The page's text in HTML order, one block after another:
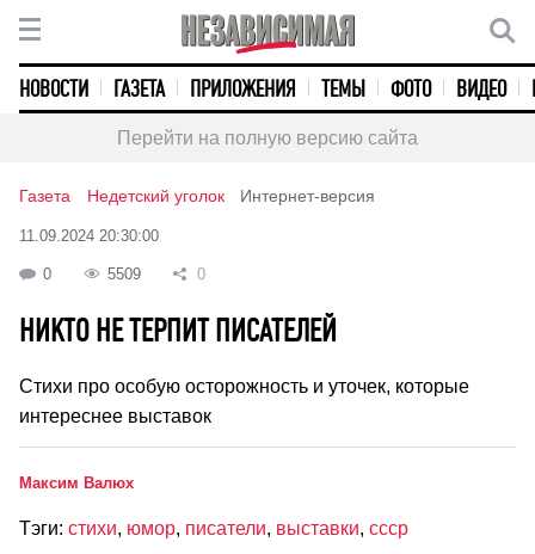
НОВОСТИ ГАЗЕТА ПРИЛОЖЕНИЯ ТЕМЫ ФОТО ВИДЕО
Перейти на полную версию сайта
Газета Недетский уголок Интернет-версия
11.09.2024 20:30:00
0 5509 0
НИКТО НЕ ТЕРПИТ ПИСАТЕЛЕЙ
Стихи про особую осторожность и уточек, которые
интереснее выставок
Максим Валюх
Тэги: стихи, юмор, писатели, выставки, ссср